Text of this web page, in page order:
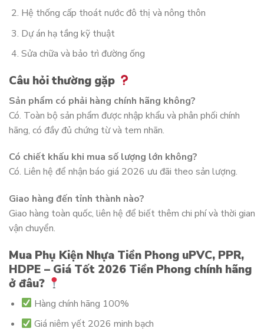
Hệ thống cấp thoát nước đô thị và nông thôn
Dự án hạ tầng kỹ thuật
Sửa chữa và bảo trì đường ống
Câu hỏi thường gặp
Sản phẩm có phải hàng chính hãng không?
Có. Toàn bộ sản phẩm được nhập khẩu và phân phối chính
hãng, có đầy đủ chứng từ và tem nhãn.
Có chiết khấu khi mua số lượng lớn không?
Có. Liên hệ để nhận báo giá 2026 ưu đãi theo sản lượng.
Giao hàng đến tỉnh thành nào?
Giao hàng toàn quốc, liên hệ để biết thêm chi phí và thời gian
vận chuyển.
Mua Phụ Kiện Nhựa Tiền Phong uPVC, PPR,
HDPE – Giá Tốt 2026 Tiền Phong chính hãng
ở đâu?
Hàng chính hãng 100%
Giá niêm yết 2026 minh bạch